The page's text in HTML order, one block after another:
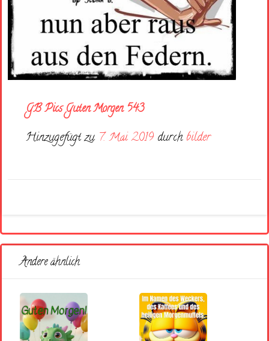
GB Pics Guten Morgen 543
Hinzugefügt zu 7. Mai 2019 durch bilder
Andere ähnlich